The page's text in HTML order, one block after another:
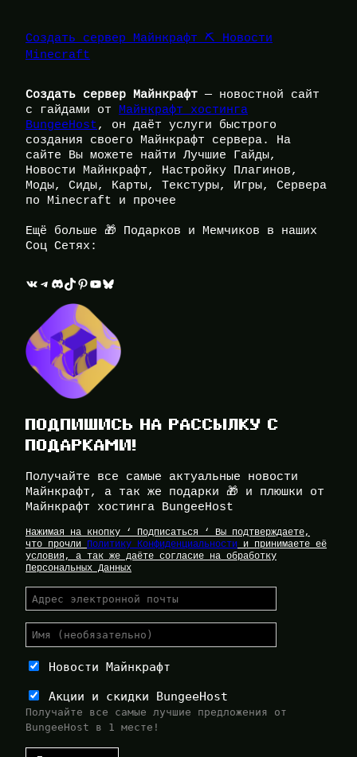
Создать сервер Майнкрафт ⛏️ Новости
Minecraft
Создать сервер Майнкрафт — новостной сайт
с гайдами от Майнкрафт хостинга
BungeeHost, он даёт услуги быстрого
создания своего Майнкрафт сервера. На
сайте Вы можете найти Лучшие Гайды,
Новости Майнкрафт, Настройку Плагинов,
Моды, Сиды, Карты, Текстуры, Игры, Сервера
по Minecraft и прочее
Ещё больше 🎁 Подарков и Мемчиков в наших
Соц Сетях:
ВКонтакте Telegram Discord TikTok Pinterest YouTube Bluesky
ПОДПИШИСЬ НА РАССЫЛКУ С
ПОДАРКАМИ!
Получайте все самые актуальные новости
Майнкрафт, а так же подарки 🎁 и плюшки от
Майнкрафт хостинга BungeeHost
Нажимая на кнопку ‘ Подписаться ‘ Вы подтверждаете,
что прочли Политику Конфиденциальности и принимаете её
условия, а так же даёте согласие на обработку
Персональных Данных
Новости Майнкрафт
Акции и скидки BungeeHost
Получайте все самые лучшие предложения от
BungeeHost в 1 месте!